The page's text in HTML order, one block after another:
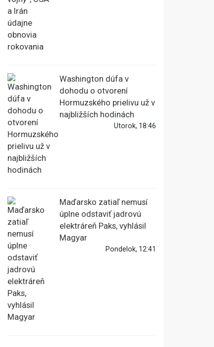
Washington dúfa v
dohodu o otvorení
Hormuzského prielivu už v
najbližších hodinách
Utorok, 18:46
Maďarsko zatiaľ nemusí
úplne odstaviť jadrovú
elektráreň Paks, vyhlásil
Magyar
Pondelok, 12:41